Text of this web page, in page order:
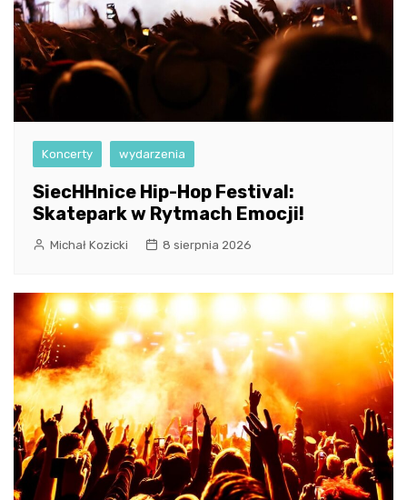
Koncerty wydarzenia
SiecHHnice Hip-Hop Festival:
Skatepark w Rytmach Emocji!
Michał Kozicki 8 sierpnia 2026